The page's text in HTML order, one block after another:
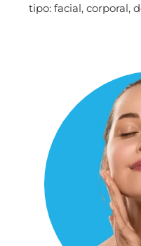
tipo: facial, corporal,